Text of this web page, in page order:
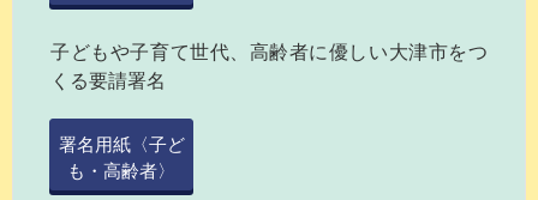
子どもや子育て世代、高齢者に優しい大津市をつ
くる要請署名
署名用紙〈子ど
も・高齢者〉